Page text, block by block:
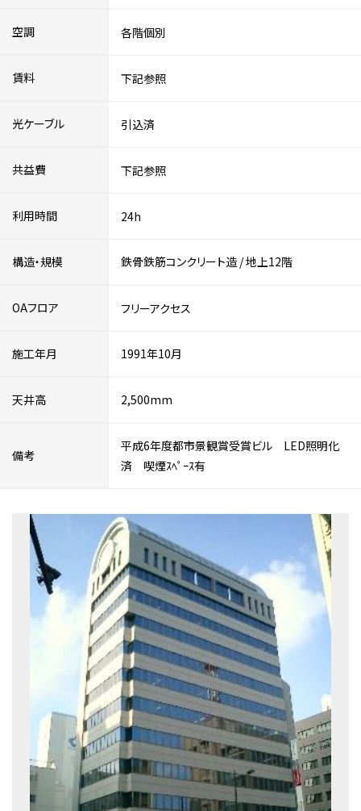
空調 各階個別
賃料 下記参照
光ケーブル 引込済
共益費 下記参照
利用時間 24h
構造・規模 鉄骨鉄筋コンクリート造 /地上12階
OAフロア フリーアクセス
施工年月 1991年10月
天井高 2,500mm
備考
平成6年度都市景観賞受賞ビル LED照明化
済 喫煙ｽﾍﾟｰｽ有